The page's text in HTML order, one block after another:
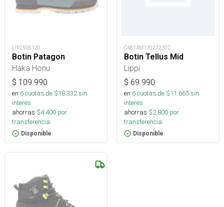
LIP2506120
Botin Patagon
Haka Honu
$ 109.990
en 6cuotas de $18.332sin
interés
ahorras $4.400 por
transferencia.
Disponible
CA814M120272202
Botin Tellus Mid
Lippi
$ 69.990
en 6cuotas de $11.665sin
interés
ahorras $2.800 por
transferencia.
Disponible